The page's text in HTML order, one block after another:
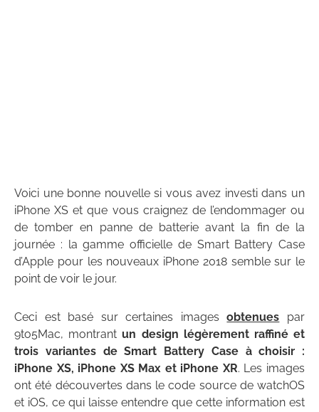
Voici une bonne nouvelle si vous avez investi dans un
iPhone XS et que vous craignez de l’endommager ou
de tomber en panne de batterie avant la fin de la
journée : la gamme officielle de Smart Battery Case
d’Apple pour les nouveaux iPhone 2018 semble sur le
point de voir le jour.
Ceci est basé sur certaines imagesobtenues par
9to5Mac, montrant un design légèrement raffiné et
trois variantes de Smart Battery Case à choisir :
iPhone XS, iPhone XS Max et iPhone XR. Les images
ont été découvertes dans le code source de watchOS
et iOS, ce qui laisse entendre que cette information est